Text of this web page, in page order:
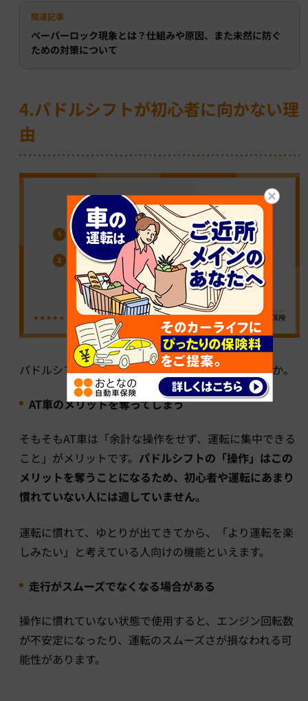
関連記事
ベーパーロック現象とは？仕組みや原因、また未然に防ぐ
ための対策について
4.パドルシフトが初心者に向かない理
由
パドルシフトが初心者に向かないのはなぜでしょうか。
AT車のメリットを奪ってしまう
そもそもAT車は「余計な操作をせず、運転に集中できる
こと」がメリットです。 パドルシフトの「操作」はこの
メリットを奪うことになるため、初心者や運転にあまり
慣れていない人には適していません。
運転に慣れて、ゆとりが出てきてから、「より運転を楽
しみたい」と考えている人向けの機能といえます。
走行がスムーズでなくなる場合がある
操作に慣れていない状態で使用すると、エンジン回転数
が不安定になったり、運転のスムーズさが損なわれる可
能性があります。